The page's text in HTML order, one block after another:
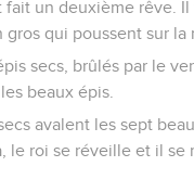
fait un deuxième rêve.
qui poussent sur la
secs, brûlés par le
beaux épis.
avalent les sept
le roi se réveille et il se